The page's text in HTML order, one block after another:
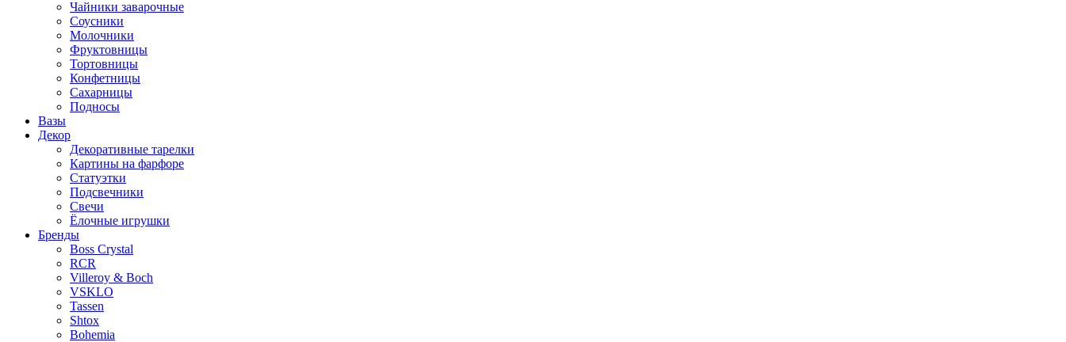
Чайники заварочные
Соусники
Молочники
Фруктовницы
Тортовницы
Конфетницы
Сахарницы
Подносы
Вазы
Декор
Декоративные тарелки
Картины на фарфоре
Статуэтки
Подсвечники
Свечи
Ёлочные игрушки
Бренды
Boss Crystal
RCR
Villeroy & Boch
VSKLO
Tassen
Shtox
Bohemia